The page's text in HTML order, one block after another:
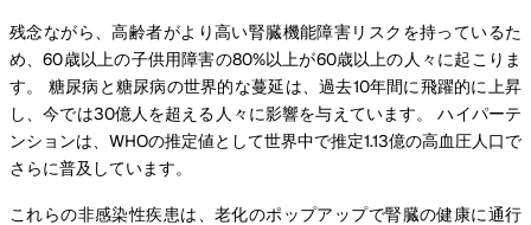
残念ながら、高齢者がより高い腎臓機能障害リスクを持っているた
め、60歳以上の子供用障害の80%以上が60歳以上の人々に起こりま
す。 糖尿病と糖尿病の世界的な蔓延は、過去10年間に飛躍的に上昇
し、今では30億人を超える人々に影響を与えています。 ハイパーテ
ンションは、WHOの推定値として世界中で推定1.13億の高血圧人口で
さらに普及しています。
これらの非感染性疾患は、老化のポップアップで腎臓の健康に通行